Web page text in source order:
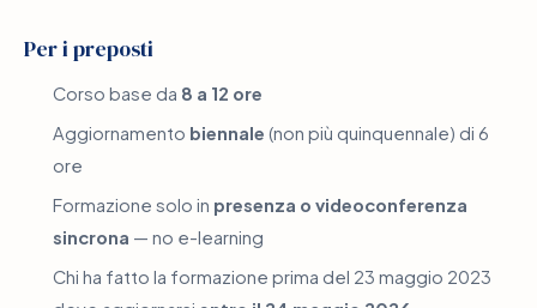
Per i preposti
Corso base da 8 a 12 ore
Aggiornamento biennale (non più quinquennale) di 6
ore
Formazione solo in presenza o videoconferenza
sincrona — no e-learning
Chi ha fatto la formazione prima del 23 maggio 2023